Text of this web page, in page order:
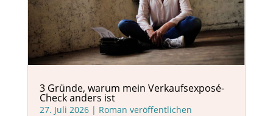
3 Gründe, warum mein Verkaufsexposé-
Check anders ist
27. Juli 2026| Roman veröffentlichen